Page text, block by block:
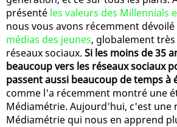
présenté les valeurs des Millennials
nous vous avons récemment dévoilé
médias des jeunes, globalement
réseaux sociaux. Si les moins de 35
beaucoup vers les réseaux sociaux
passent aussi beaucoup de temps à
comme l'a récemment montré une
Médiamétrie. Aujourd'hui, c'est une
Médiamétrie qui nous en apprend